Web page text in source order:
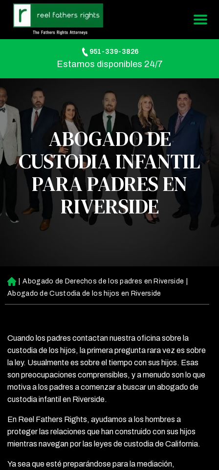
951-339-3826
Estamos disponibles 24/7
ABOGADO DE
CUSTODIA INFANTIL
PARA PADRES EN
RIVERSIDE
Ini
ci
o
Abogado de Derechos de los padres en Riverside
Abogado de Custodia de los hijos en Riverside
Cuando los padres contactan nuestra oficina sobre la
custodia de los hijos, la primera pregunta rara vez es sobre
la ley. Usualmente es sobre el tiempo con sus hijos. Esas
son preocupaciones comprensibles, y a menudo son lo que
motiva a los padres a comenzar a buscar un abogado de
custodia infantil en Riverside.
En Reel Fathers Rights, ayudamos a los hombres a
proteger las relaciones que han construido con sus hijos
mientras navegan por las leyes de custodia de California.
Ya sea que esté preparándose para la mediación,